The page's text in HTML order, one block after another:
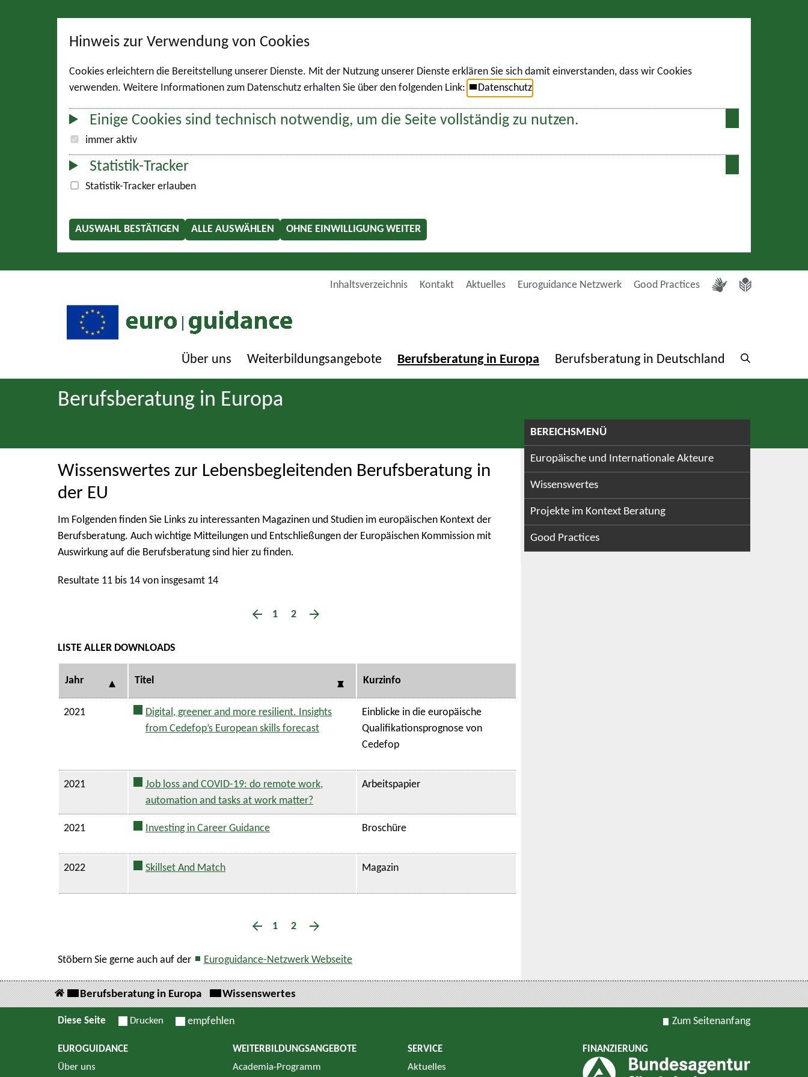
Hinweis zur Verwendung von Cookies
Cookies erleichtern die Bereitstellung unserer Dienste. Mit der Nutzung unserer Dienste erklären Sie sich damit einverstanden, dass wir Cookies
verwenden. Weitere Informationen zum Datenschutz erhalten Sie über den folgenden Link:
Datenschutz
Einige Cookies sind technisch notwendig, um die Seite vollständig zu nutzen.
immer aktiv
Statistik-Tracker
Statistik-Tracker erlauben
AUSWAHL BESTÄTIGEN ALLE AUSWÄHLEN OHNE EINWILLIGUNG WEITER
Inhaltsverzeichnis Kontakt Aktuelles Euroguidance Netzwerk Good Practices
Über uns Weiterbildungsangebote Berufsberatung in Europa Berufsberatung in Deutschland
Berufsberatung in Europa
Wissenswertes zur Lebensbegleitenden Berufsberatung in
der EU
Im Folgenden finden Sie Links zu interessanten Magazinen und Studien im europäischen Kontext der
Berufsberatung. Auch wichtige Mitteilungen und Entschließungen der Europäischen Kommission mit
Auswirkung auf die Berufsberatung sind hier zu finden.
Resultate 11 bis 14 von insgesamt 14
1 2
LISTE ALLER DOWNLOADS
Jahr Titel Kurzinfo
2021
Digital, greener and more resilient. Insights
from Cedefop’s European skills forecast
Einblicke in die europäische
Qualifikationsprognose von
Cedefop
2021
Job loss and COVID-19: do remote work,
automation and tasks at work matter?
Arbeitspapier
2021 Investing in Career Guidance Broschüre
2022 Skillset And Match Magazin
1 2
Stöbern Sie gerne auch auf der Euroguidance-Netzwerk Webseite
BEREICHSMENÜ
Europäische und Internationale Akteure
Wissenswertes
Projekte im Kontext Beratung
Good Practices
Berufsberatung in Europa Wissenswertes
Diese Seite Drucken empfehlen Zum Seitenanfang
EUROGUIDANCE
Über uns
WEITERBILDUNGSANGEBOTE
Academia-Programm
SERVICE
Aktuelles
FINANZIERUNG